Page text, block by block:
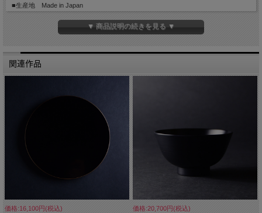
■生産地 Made in Japan
▼ 商品説明の続きを見る ▼
関連作品
価格:16,100円(税込) 価格:20,700円(税込)